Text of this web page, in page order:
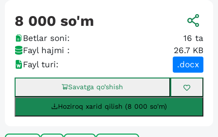
8 000 so'm
Betlar soni: 16 ta
Fayl hajmi :
26.7 KB
Fayl turi:
.docx
Savatga qo’shish
Hoziroq xarid qilish (8 000 so'm)